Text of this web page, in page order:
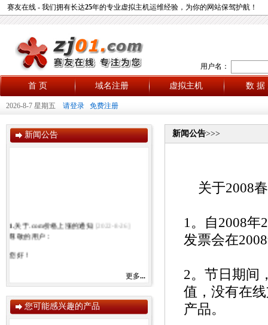
赛友在线 - 我们拥有长达25年的专业虚拟主机运维经验，为你的网站保驾护航！
用户名：
首 页 域名注册 虚拟主机 数 据
2026-8-7 星期五 请登录 免费注册
新闻公告
1.关于.com价格上涨的通知 [2022-8-26]
尊敬的用户：
您好！
感谢您一直以来对赛友在线的关注和支持！
由于注册局成本上涨，我司将于2022年9月1
调整。
.com注册首年以及续费上涨幅度5元/每年，
更多...
您可能感兴趣的产品
新闻公告>>>
关于2008
1。自2008年
发票会在
2。节日期间
值，没有在
产品。